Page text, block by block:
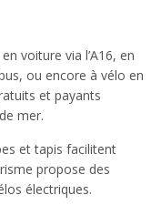
voiture via l’A16, en
ou encore à vélo en
et payants
mer.
et tapis facilitent
propose des
électriques.